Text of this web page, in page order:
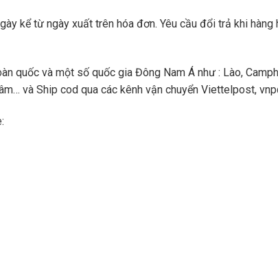
kể từ ngày xuất trên hóa đơn. Yêu cầu đổi trả khi
quốc và một số quốc gia Đông Nam Á như : Lào,
và Ship cod qua các kênh vận chuyển Viettelpost,